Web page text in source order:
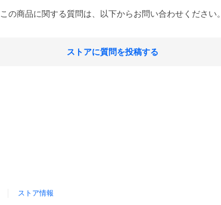
この商品に関する質問は、以下からお問い合わせください。
ストアに質問を投稿する
ストア情報